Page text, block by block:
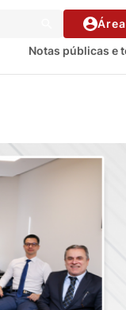
Notas públicas e